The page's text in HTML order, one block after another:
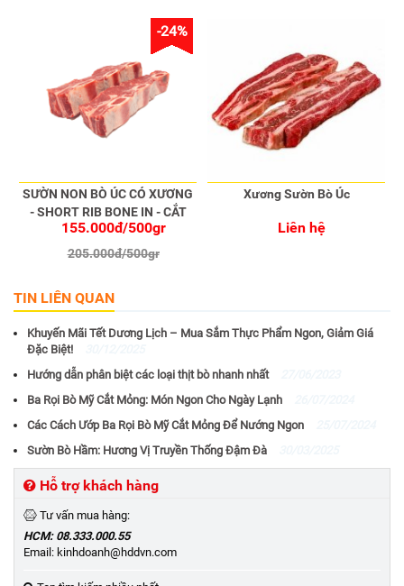
SƯỜN NON BÒ ÚC CÓ XƯƠNG
- SHORT RIB BONE IN - CẮT
STEAK
155.000đ/500gr
205.000đ/500gr
-24%
Xương Sườn Bò Úc
Liên hệ
TIN LIÊN QUAN
Khuyến Mãi Tết Dương Lịch – Mua Sắm Thực Phẩm Ngon, Giảm Giá
Đặc Biệt!
Hướng dẫn phân biệt các loại thịt bò nhanh nhất
Ba Rọi Bò Mỹ Cắt Mỏng: Món Ngon Cho Ngày Lạnh
Các Cách Ướp Ba Rọi Bò Mỹ Cắt Mỏng Để Nướng Ngon
Sườn Bò Hầm: Hương Vị Truyền Thống Đậm Đà
Hỗ trợ khách hàng
Tư vấn mua hàng:
HCM: 08.333.000.55
Email: kinhdoanh@hddvn.com